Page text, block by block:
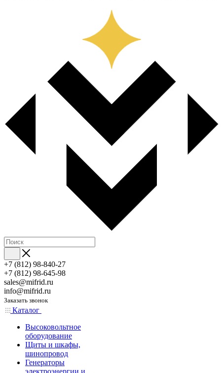
+7 (812) 98-840-27
+7 (812) 98-645-98
sales@mifrid.ru
info@mifrid.ru
Заказать звонок
Каталог
Высоковольтное
оборудование
Щиты и шкафы,
шинопровод
Генераторы
электроэнергии и